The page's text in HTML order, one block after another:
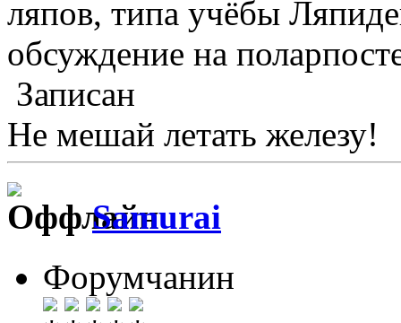
ляпов, типа учёбы
обсуждение на
Записан
Не мешай летать железу!
Samurai
Форумчанин